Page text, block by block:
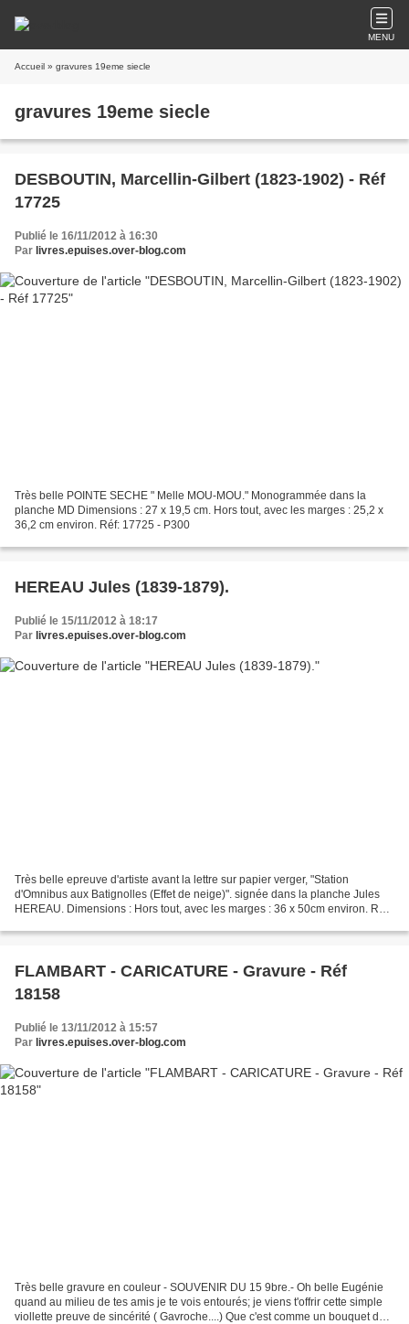
MENU
Accueil » gravures 19eme siecle
gravures 19eme siecle
DESBOUTIN, Marcellin-Gilbert (1823-1902) - Réf
17725
Publié le 16/11/2012 à 16:30
Par livres.epuises.over-blog.com
Très belle POINTE SECHE " Melle MOU-MOU." Monogrammée dans la
planche MD Dimensions : 27 x 19,5 cm. Hors tout, avec les marges : 25,2 x
36,2 cm environ. Réf: 17725 - P300
HEREAU Jules (1839-1879).
Publié le 15/11/2012 à 18:17
Par livres.epuises.over-blog.com
Très belle epreuve d'artiste avant la lettre sur papier verger, "Station
d'Omnibus aux Batignolles (Effet de neige)". signée dans la planche Jules
HEREAU. Dimensions : Hors tout, avec les marges : 36 x 50cm environ. Réf:
FLAMBART - CARICATURE - Gravure - Réf
18158
Publié le 13/11/2012 à 15:57
Par livres.epuises.over-blog.com
Très belle gravure en couleur - SOUVENIR DU 15 9bre.- Oh belle Eugénie
quand au milieu de tes amis je te vois entourés; je viens t'offrir cette simple
viollette preuve de sincérité ( Gavroche....) Que c'est comme un bouquet de